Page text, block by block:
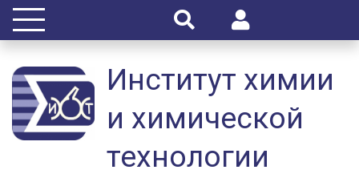
Институт химии
и химической
технологии